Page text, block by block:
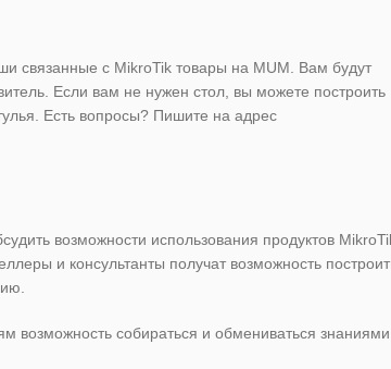
связанные с MikroTik товары на MUM. Вам будут
Если вам не нужен стол, вы можете построить
Есть вопросы? Пишите на адрес
возможности использования продуктов
и консультанты получат возможность
возможность собираться и обмениваться